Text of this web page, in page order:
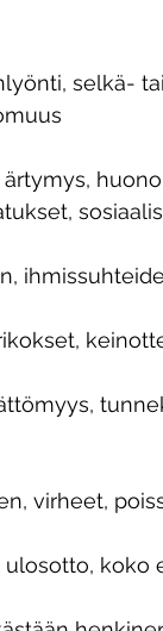
selkä-
virheet,
ulosotto,